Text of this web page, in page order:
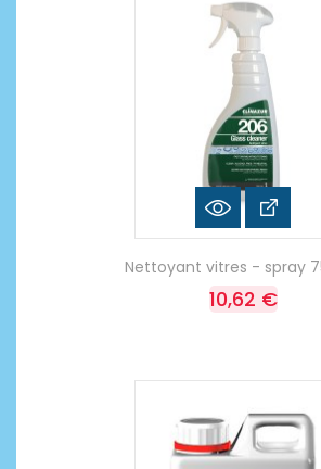
Nettoyant vitres - spray
10,62 €